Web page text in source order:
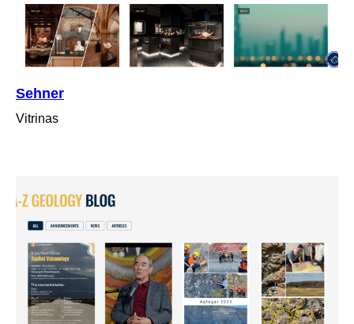
Sehner
Vitrinas